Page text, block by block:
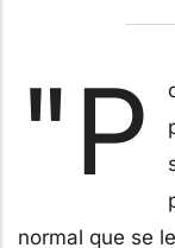
"P
normal que se